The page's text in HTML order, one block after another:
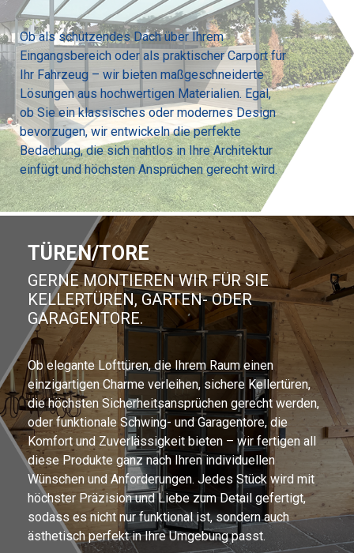
Ob als schützendes Dach über Ihrem
Eingangsbereich oder als praktischer Carport für
Ihr Fahrzeug – wir bieten maßgeschneiderte
Lösungen aus hochwertigen Materialien. Egal,
ob Sie ein klassisches oder modernes Design
bevorzugen, wir entwickeln die perfekte
Bedachung, die sich nahtlos in Ihre Architektur
einfügt und höchsten Ansprüchen gerecht wird.
TÜREN/TORE
GERNE MONTIEREN WIR FÜR SIE
KELLERTÜREN, GARTEN- ODER
GARAGENTORE.
Ob elegante Lofttüren, die Ihrem Raum einen
einzigartigen Charme verleihen, sichere Kellertüren,
die höchsten Sicherheitsansprüchen gerecht werden,
oder funktionale Schwing- und Garagentore, die
Komfort und Zuverlässigkeit bieten – wir fertigen all
diese Produkte ganz nach Ihren individuellen
Wünschen und Anforderungen. Jedes Stück wird mit
höchster Präzision und Liebe zum Detail gefertigt,
sodass es nicht nur funktional ist, sondern auch
ästhetisch perfekt in Ihre Umgebung passt.